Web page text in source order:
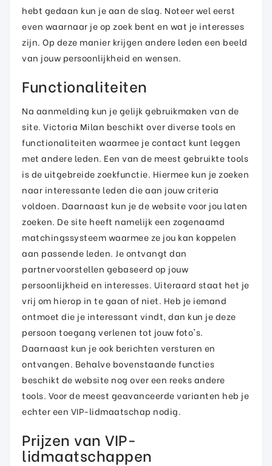
hebt gedaan kun je aan de slag. Noteer wel eerst
even waarnaar je op zoek bent en wat je interesses
zijn. Op deze manier krijgen andere leden een beeld
van jouw persoonlijkheid en wensen.
Functionaliteiten
Na aanmelding kun je gelijk gebruikmaken van de
site. Victoria Milan beschikt over diverse tools en
functionaliteiten waarmee je contact kunt leggen
met andere leden. Een van de meest gebruikte tools
is de uitgebreide zoekfunctie. Hiermee kun je zoeken
naar interessante leden die aan jouw criteria
voldoen. Daarnaast kun je de website voor jou laten
zoeken. De site heeft namelijk een zogenaamd
matchingssysteem waarmee ze jou kan koppelen
aan passende leden. Je ontvangt dan
partnervoorstellen gebaseerd op jouw
persoonlijkheid en interesses. Uiteraard staat het je
vrij om hierop in te gaan of niet. Heb je iemand
ontmoet die je interessant vindt, dan kun je deze
persoon toegang verlenen tot jouw foto's.
Daarnaast kun je ook berichten versturen en
ontvangen. Behalve bovenstaande functies
beschikt de website nog over een reeks andere
tools. Voor de meest geavanceerde varianten heb je
echter een VIP-lidmaatschap nodig.
Prijzen van VIP-
lidmaatschappen